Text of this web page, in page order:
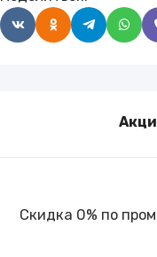
Скидка 0% по